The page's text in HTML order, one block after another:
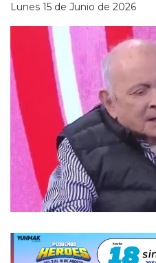
Lunes 15 de Junio de 2026